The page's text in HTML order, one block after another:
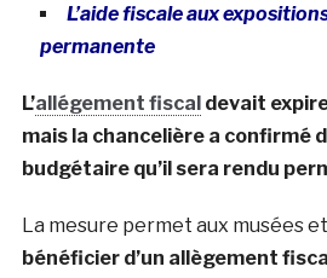
L’aide fiscale aux
permanente
L’allégement fiscaldevait
mais la chancelière a confirmé
budgétaire qu’il sera rendu
La mesure permet aux musées
bénéficier d’un allègement